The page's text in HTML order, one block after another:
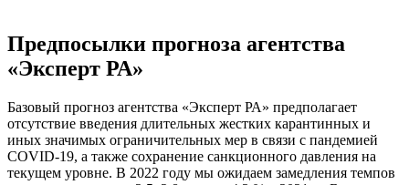
Предпосылки прогноза агентства
«Эксперт РА»
Базовый прогноз агентства «Эксперт РА» предполагает
отсутствие введения длительных жестких карантинных и
иных значимых ограничительных мер в связи с пандемией
COVID-19, а также сохранение санкционного давления на
текущем уровне. В 2022 году мы ожидаем замедления темпов